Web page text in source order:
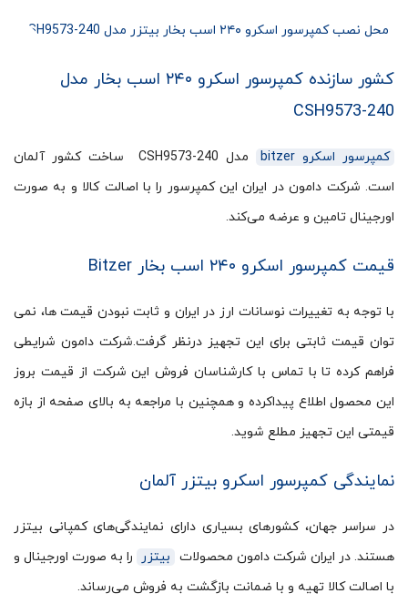
محل نصب کمپرسور اسکرو ۲۴۰ اسب بخار بیتزر مدل CSH9573-240
کشور سازنده کمپرسور اسکرو ۲۴۰ اسب بخار مدل
CSH9573-240
کمپرسور اسکرو bitzer
مدل CSH9573-240 ساخت کشور آلمان
است. شرکت دامون در ایران این کمپرسور را با اصالت کالا و به صورت
اورجینال تامین و عرضه می‌کند.
قیمت کمپرسور اسکرو ۲۴۰ اسب بخار Bitzer
با توجه به تغییرات نوسانات ارز در ایران و ثابت نبودن قیمت ها، نمی
توان قیمت ثابتی برای این تجهیز درنظر گرفت.شرکت دامون شرایطی
فراهم کرده تا با تماس با کارشناسان فروش این شرکت از قیمت بروز
این محصول اطلاع پیداکرده و همچنین با مراجعه به بالای صفحه از بازه
قیمتی این تجهیز مطلع شوید.
نمایندگی کمپرسور اسکرو بیتزر آلمان
در سراسر جهان، کشورهای بسیاری دارای نمایندگی‌های کمپانی بیتزر
هستند. در ایران شرکت دامون محصولات بیتزر
را به صورت اورجینال و
با اصالت کالا تهیه و با ضمانت بازگشت به فروش می‌رساند.